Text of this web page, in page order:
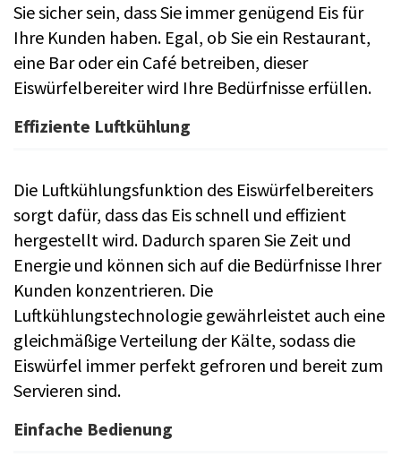
Sie sicher sein, dass Sie immer genügend Eis für
Ihre Kunden haben. Egal, ob Sie ein Restaurant,
eine Bar oder ein Café betreiben, dieser
Eiswürfelbereiter wird Ihre Bedürfnisse erfüllen.
Effiziente Luftkühlung
Die Luftkühlungsfunktion des Eiswürfelbereiters
sorgt dafür, dass das Eis schnell und effizient
hergestellt wird. Dadurch sparen Sie Zeit und
Energie und können sich auf die Bedürfnisse Ihrer
Kunden konzentrieren. Die
Luftkühlungstechnologie gewährleistet auch eine
gleichmäßige Verteilung der Kälte, sodass die
Eiswürfel immer perfekt gefroren und bereit zum
Servieren sind.
Einfache Bedienung